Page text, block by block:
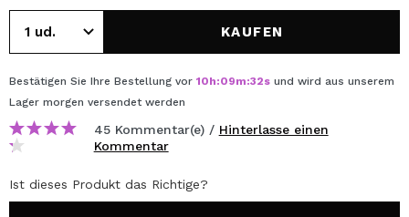
BENUTZERKONTO ERSTELLEN
KAUFEN
Bestätigen Sie Ihre Bestellung vor 10h:09m:32s und wird aus unserem
Lager morgen versendet werden
45 Kommentar(e) / Hinterlasse einen
Kommentar
Ist dieses Produkt das Richtige?